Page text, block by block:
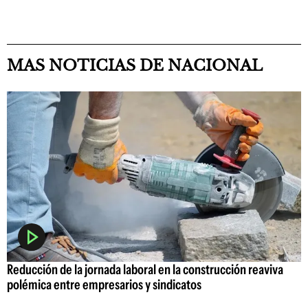
MAS NOTICIAS DE NACIONAL
Reducción de la jornada laboral en la construcción reaviva
polémica entre empresarios y sindicatos